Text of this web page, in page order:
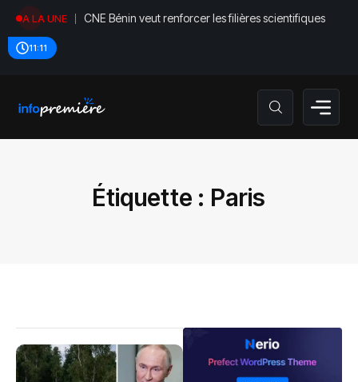
A LA UNE CNE Bénin veut renforcer les filières scientifiques
11:11
Étiquette : Paris